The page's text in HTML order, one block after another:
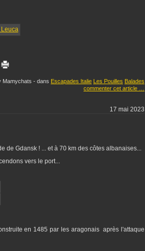
Mamychats - dans Escapades Italie Les Pouilles Balades
commenter cet article
17 mai 2023
de Gdansk ! ... et à 70 km des côtes albanaises...
vers le port...
en 1485 par les aragonais après l'attaque